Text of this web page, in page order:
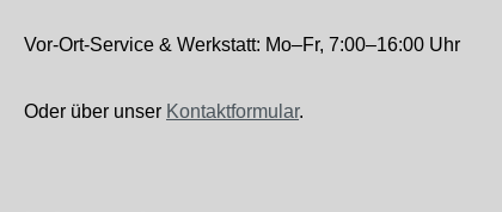
Vor-Ort-Service & Werkstatt: Mo–Fr, 7:00–16:00 Uhr
Oder über unser Kontaktformular.